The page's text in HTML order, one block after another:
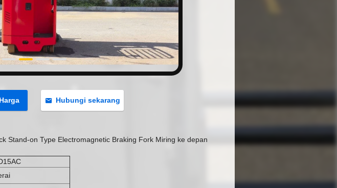
Hubungi sekarang
Stand-on Type Electromagnetic Braking Fork Miring ke depan